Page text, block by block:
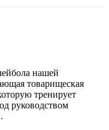
нашей
товарищеская
тренирует
руководством